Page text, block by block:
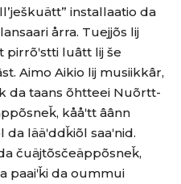
installaatio da
årra. Tuejjõs lij
pirrõʹstti luâtt lij še
Aimo Aikio lij musiikkâr,
da taans õhtteei Nuõrtt-
kååʹtt âânn
lääʹddǩiõl saaʹnid.
čuäjtõsčeäppõsneǩ,
paaiʹǩi da oummui